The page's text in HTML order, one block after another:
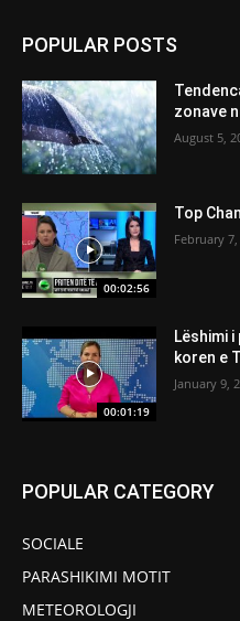
POPULAR POSTS
zonave
August 5,
00:02:56
Top
February
00:01:19
Lëshimi
koren e
January 9,
POPULAR CATEGORY
SOCIALE
PARASHIKIMI MOTIT
METEOROLOGJI